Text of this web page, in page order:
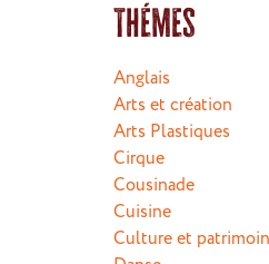
Thémes
Anglais
Arts et création
Arts Plastiques
Cirque
Cousinade
Cuisine
Culture et